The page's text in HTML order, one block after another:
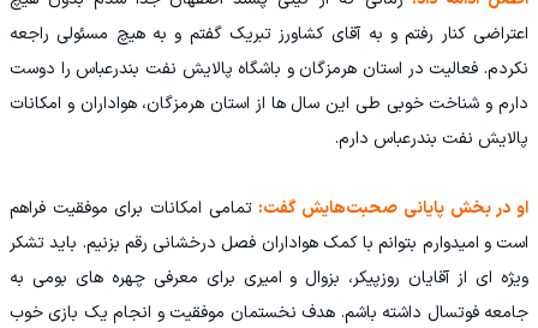
اعتراضی کنار رفتم و به آقای کشاورز تبریک گفتم و به هیچ مسئولی راجعه
نکردم. فعالیت در استان هرمزگان و باشگاه پالایش نفت بندرعباس را دوست
دارم و شناخت خوبی طی این سال ها از استان هرمزگان، هواداران و امکانات
پالایش نفت بندرعباس دارم.
او در بخش پایانی صحبت‌هایش گفت:تمامی امکانات برای موفقیت فراهم
است و امیدوارم بتوانم با کمک هواداران فصل درخشانی رقم بزنیم. باید تشکر
ویژه ای از آقایان روزپیکر، بزوال و امیری برای معرفی چهره های بومی به
جامعه فوتسال داشته باشم. هدف نخستمان موفقیت و انجام یک بازی خوب